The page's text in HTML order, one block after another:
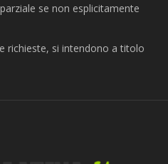
se non esplicitamente
richieste, si intendono a titolo